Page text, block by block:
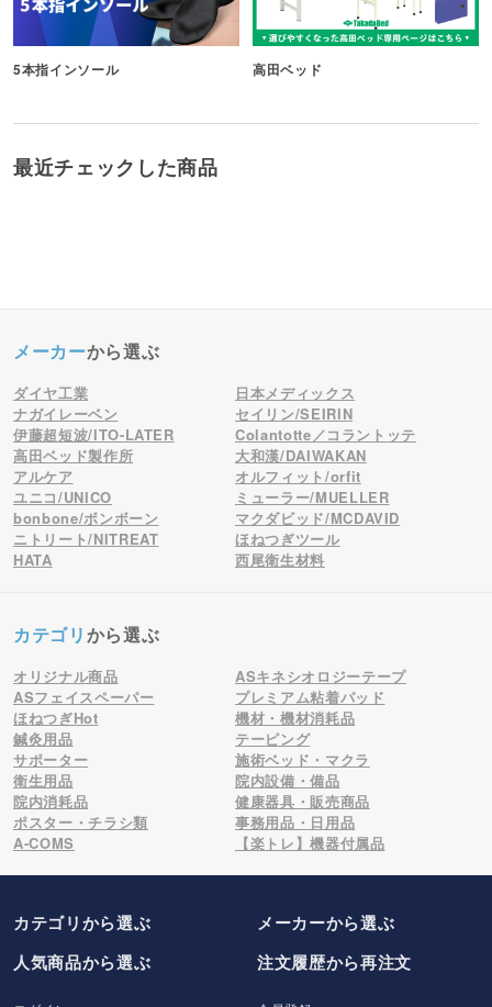
5本指インソール 高田ベッド
最近チェックした商品
メーカーから選ぶ
ダイヤ工業
日本メディックス
ナガイレーベン
セイリン/SEIRIN
伊藤超短波/ITO-LATER
Colantotte／コラントッテ
高田ベッド製作所
大和漢/DAIWAKAN
アルケア
オルフィット/orfit
ユニコ/UNICO
ミューラー/MUELLER
bonbone/ボンボーン
マクダビッド/MCDAVID
ニトリート/NITREAT
ほねつぎツール
HATA
西尾衛生材料
カテゴリから選ぶ
オリジナル商品
ASキネシオロジーテープ
ASフェイスペーパー
プレミアム粘着パッド
ほねつぎHot
機材・機材消耗品
鍼灸用品
テーピング
サポーター
施術ベッド・マクラ
衛生用品
院内設備・備品
院内消耗品
健康器具・販売商品
ポスター・チラシ類
事務用品・日用品
A-COMS
【楽トレ】機器付属品
カテゴリから選ぶ メーカーから選ぶ
人気商品から選ぶ
注文履歴から再注文